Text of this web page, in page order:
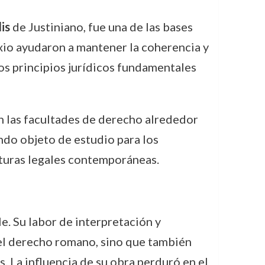
de Justiniano, fue una de las bases
ayudaron a mantener la coherencia y
principios jurídicos fundamentales
las facultades de derecho alrededor
objeto de estudio para los
legales contemporáneas.
Su labor de interpretación y
derecho romano, sino que también
La influencia de su obra perduró en el